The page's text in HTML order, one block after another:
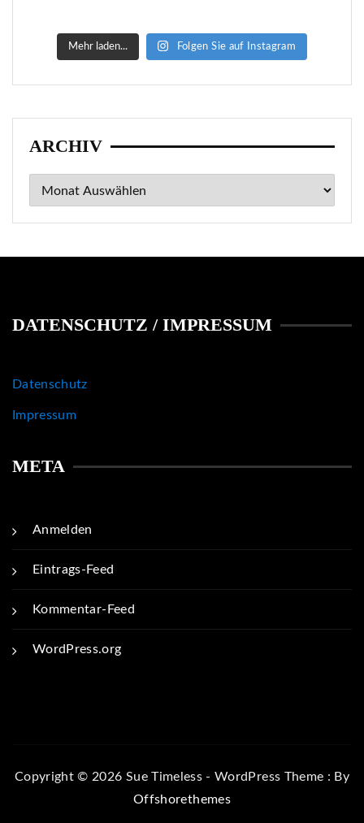
Mehr laden... Folgen Sie auf Instagram
ARCHIV
Archiv
DATENSCHUTZ / IMPRESSUM
Datenschutz
Impressum
META
Anmelden
Eintrags-Feed
Kommentar-Feed
WordPress.org
Copyright © 2026 Sue Timeless - WordPress Theme : By
Offshorethemes